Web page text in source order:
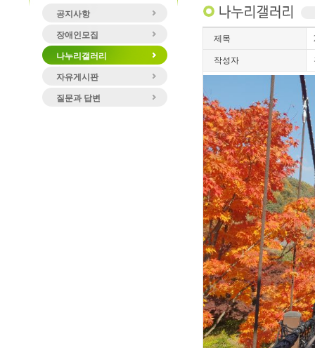
공지사항
장애인모집
나누리갤러리
자유게시판
질문과 답변
제목
작성자